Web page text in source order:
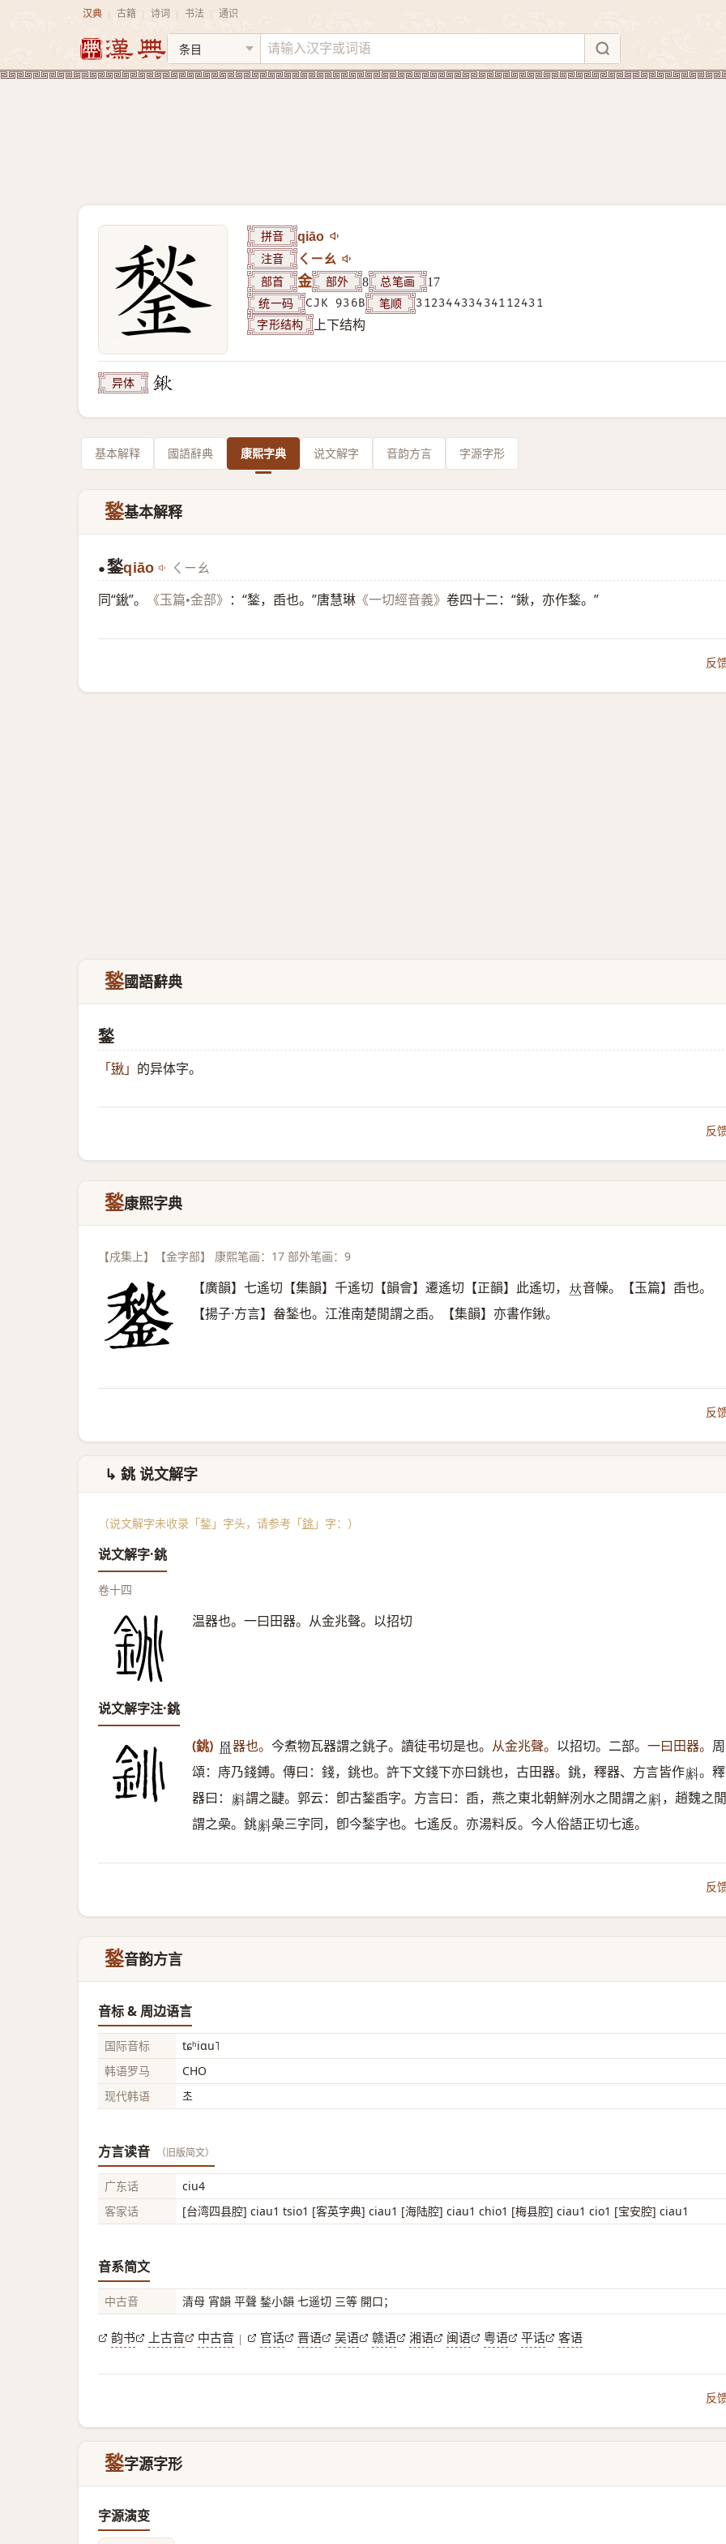
汉典 古籍 诗词 书法 通识
拼音 qiāo
注音 ㄑㄧㄠ
部首 金 部外 8 总笔画 17
统一码 CJK 936B 笔顺 31234433434112431
字形结构 上下结构
异体
基本解释 國語辭典 康熙字典 说文解字 音韵方言 字源字形
鍫基本解释
● 鍫qiāo ㄑㄧㄠ
同“鍬”。 《玉篇•金部》 ：“鍫，臿也。”唐慧琳 《一切經音義》 卷四十二：“鍬，亦作鍫。”
反
鍫國語辭典
鍫
「 锹 」 的异体字。
反
鍫康熙字典
【戌集上】【金字部】 康熙笔画：17 部外笔画：9
【廣韻】七遙切【集韻】千遙切【韻會】遷遙切【正韻】此遙切， 𠀤音幧。【玉篇】臿也。
【揚子·方言】畚鍫也。江淮南楚閒謂之臿。【集韻】亦書作鍬。
反
↳ 銚 说文解字
（说文解字未收录「鍫」字头，请参考「銚 」字：）
说文解字·銚
卷十四
温器也。一曰田器。从金兆聲。以招切
说文解字注·銚
(銚) 𥁕器也。 今煮物瓦器謂之銚子。讀徒弔切是也。 从金兆聲。 以招切。二部。 一曰田器。 周
頌：庤乃錢鎛。傳曰：錢，銚也。許下文錢下亦曰銚也，古田器。銚，釋器、方言皆作𣂁 。釋
器曰： 𣂁 謂之疀。郭云：卽古鍫臿字。方言曰：臿，燕之東北朝鮮洌水之閒謂之𣂁 ，趙魏之閒
謂之喿。銚𣂁 喿三字同，卽今鍫字也。七遙反。亦湯料反。今人俗語正切七遙。
反
鍫音韵方言
音标 & 周边语言
国际音标
tɕʰiɑu˥
韩语罗马
CHO
现代韩语
초
方言读音 （旧版简文）
广东话
ciu4
客家话
[台湾四县腔] ciau1 tsio1 [客英字典] ciau1 [海陆腔] ciau1 chio1 [梅县腔] ciau1 cio1 [宝安腔] ciau1
音系简文
中古音 清母 宵韻 平聲 鍫小韻 七遥切 三等 開口；
韵书 上古音 中古音 | 官话 晋语 吴语 赣语 湘语 闽语 粤语 平话 客语
反
鍫字源字形
字源演变